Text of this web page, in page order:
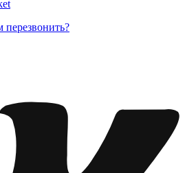
перезвонить?